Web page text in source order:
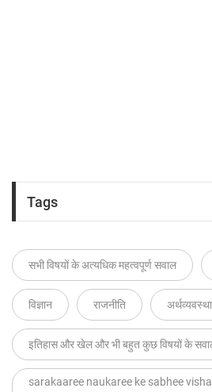
Tags
सभी विषयों के अत्यधिक महत्वपूर्ण सवाल
विज्ञान राजनीति अर्थव्यवस्था
इतिहास और खेल और भी बहुत कुछ विषयों के
sarakaaree naukaree ke sabhee